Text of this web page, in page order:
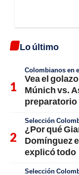
Lo último
Colombianos en
Vea el
Múnich vs.
preparatorio
Selección
¿Por qué
Domínguez
explicó todo
Selección